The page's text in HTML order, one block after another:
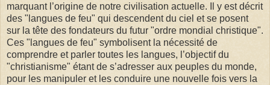
marquant l’origine de notre civilisation actuelle. Il y est décrit
des "langues de feu" qui descendent du ciel et se posent
sur la tête des fondateurs du futur "ordre mondial christique".
Ces "langues de feu" symbolisent la nécessité de
comprendre et parler toutes les langues, l’objectif du
"christianisme" étant de s’adresser aux peuples du monde,
pour les manipuler et les conduire une nouvelle fois vers la